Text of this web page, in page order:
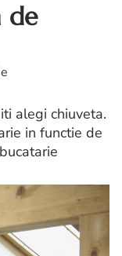
de
alegi chiuveta.
in functie de